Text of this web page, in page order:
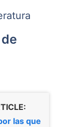
las que